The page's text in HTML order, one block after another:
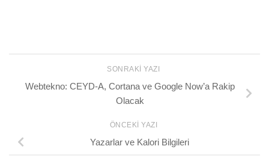
SONRAKI YAZI
Webtekno: CEYD-A, Cortana ve Google Now’a Rakip
Olacak
ÖNCEKI YAZI
Yazarlar ve Kalori Bilgileri